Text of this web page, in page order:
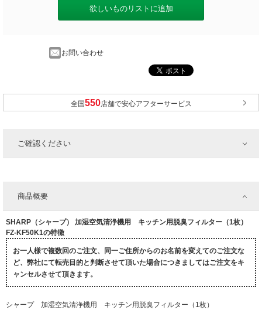
欲しいものリストに追加
お問い合わせ
全国 店舗で安心アフターサービス
ご確認ください
商品概要
SHARP（シャープ） 加湿空気清浄機用 キッチン用脱臭フィルター（1枚）
FZ-KF50K1の特徴
お一人様で複数回のご注文、同一ご住所からのお名前を変えてのご注文な
ど、弊社にて転売目的と判断させて頂いた場合につきましてはご注文をキ
ャンセルさせて頂きます。
シャープ 加湿空気清浄機用 キッチン用脱臭フィルター（1枚）